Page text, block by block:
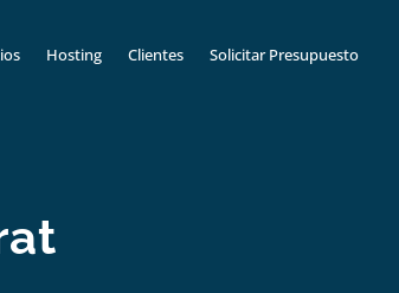
Hosting Clientes Solicitar Presupuesto